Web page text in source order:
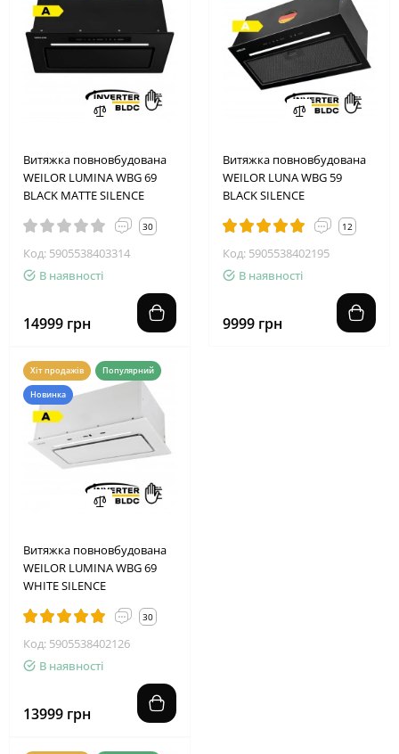
Витяжка повновбудована
WEILOR LUMINA WBG 69
BLACK MATTE SILENCE
30
Код: 5905538403314
В наявності
14999 грн
Витяжка повновбудована
WEILOR LUNA WBG 59
BLACK SILENCE
12
Код: 5905538402195
В наявності
9999 грн
Хіт продажів Популярний
Новинка
Витяжка повновбудована
WEILOR LUMINA WBG 69
WHITE SILENCE
30
Код: 5905538402126
В наявності
13999 грн